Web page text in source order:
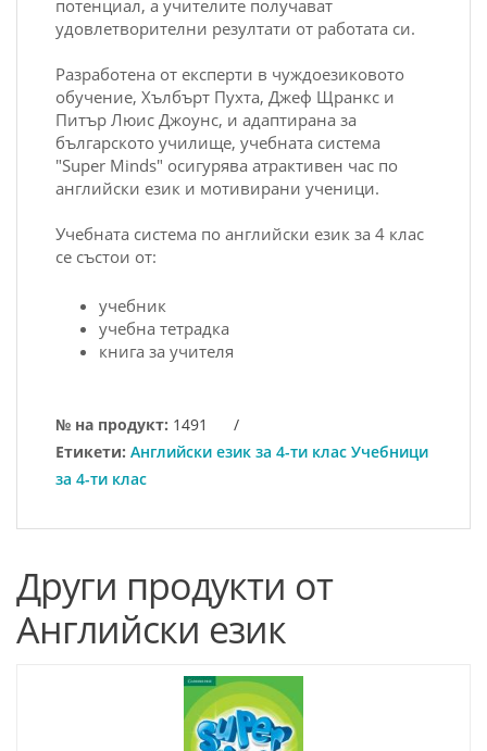
потенциал, а учителите получават
удовлетворителни резултати от работата си.
Разработена от експерти в чуждоезиковото
обучение, Хълбърт Пухта, Джеф Щранкс и
Питър Люис Джоунс, и адаптирана за
българското училище, учебната система
"Super Minds" осигурява атрактивен час по
английски език и мотивирани ученици.
Учебната система по английски език за 4 клас
се състои от:
учебник
учебна тетрадка
книга за учителя
№ на продукт: 1491
/
Етикети: Английски език за 4-ти клас Учебници
за 4-ти клас
Други продукти от
Английски език